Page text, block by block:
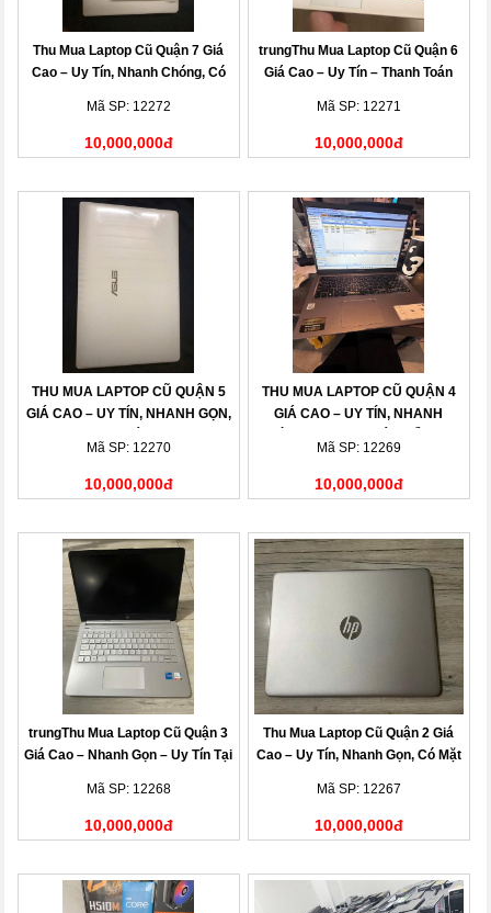
Thu Mua Laptop Cũ Quận 7 Giá
Cao – Uy Tín, Nhanh Chóng, Có
Mã SP: 12272
10,000,000đ
trungThu Mua Laptop Cũ Quận 6
Giá Cao – Uy Tín – Thanh Toán
Mã SP: 12271
10,000,000đ
THU MUA LAPTOP CŨ QUẬN 5
GIÁ CAO – UY TÍN, NHANH GỌN,
Mã SP: 12270
10,000,000đ
THU MUA LAPTOP CŨ QUẬN 4
GIÁ CAO – UY TÍN, NHANH
Mã SP: 12269
10,000,000đ
trungThu Mua Laptop Cũ Quận 3
Giá Cao – Nhanh Gọn – Uy Tín Tại
Mã SP: 12268
10,000,000đ
Thu Mua Laptop Cũ Quận 2 Giá
Cao – Uy Tín, Nhanh Gọn, Có Mặt
Mã SP: 12267
10,000,000đ